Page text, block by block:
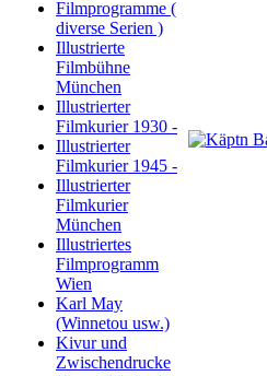
Filmprogramme (
diverse Serien )
Illustrierte
Filmbühne
München
Illustrierter
Filmkurier 1930 -
Illustrierter
Filmkurier 1945 -
Illustrierter
Filmkurier
München
Illustriertes
Filmprogramm
Wien
Karl May
(Winnetou usw.)
Kivur und
Zwischendrucke